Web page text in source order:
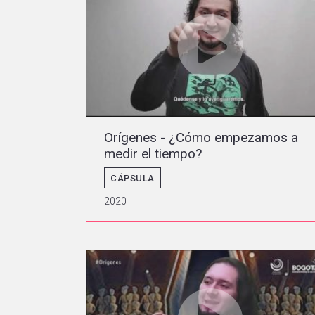
Orígenes - ¿Cómo empezamos a
medir el tiempo?
CÁPSULA
2020